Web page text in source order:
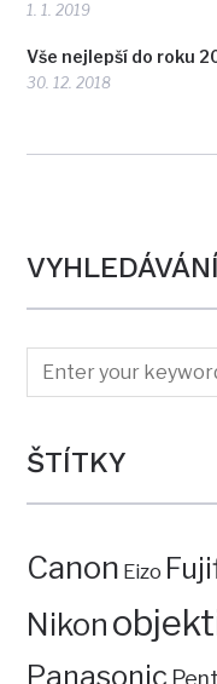
1. 1. 2019
Vše nejlepší do roku
30. 12. 2018
VYHLEDÁVÁNÍ
ŠTÍTKY
Canon Eizo
Nikon
Panasonic